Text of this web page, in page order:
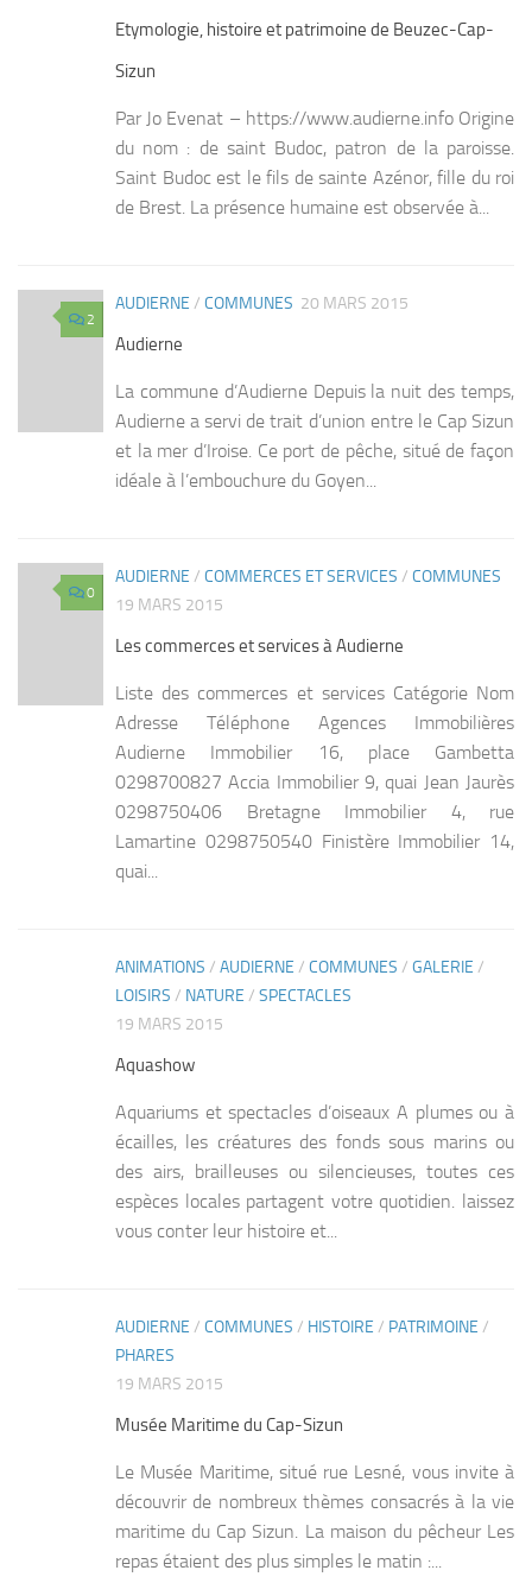
Etymologie, histoire et patrimoine de Beuzec-Cap-
Sizun
Par Jo Evenat – https://www.audierne.info Origine
du nom : de saint Budoc, patron de la paroisse.
Saint Budoc est le fils de sainte Azénor, fille du roi
de Brest. La présence humaine est observée à...
2
AUDIERNE / COMMUNES 20 MARS 2015
Audierne
La commune d’Audierne Depuis la nuit des temps,
Audierne a servi de trait d’union entre le Cap Sizun
et la mer d’Iroise. Ce port de pêche, situé de façon
idéale à l’embouchure du Goyen...
0
AUDIERNE / COMMERCES ET SERVICES / COMMUNES
19 MARS 2015
Les commerces et services à Audierne
Liste des commerces et services Catégorie Nom
Adresse Téléphone Agences Immobilières
Audierne Immobilier 16, place Gambetta
0298700827 Accia Immobilier 9, quai Jean Jaurès
0298750406 Bretagne Immobilier 4, rue
Lamartine 0298750540 Finistère Immobilier 14,
quai...
ANIMATIONS / AUDIERNE / COMMUNES / GALERIE /
LOISIRS / NATURE / SPECTACLES
19 MARS 2015
Aquashow
Aquariums et spectacles d’oiseaux A plumes ou à
écailles, les créatures des fonds sous marins ou
des airs, brailleuses ou silencieuses, toutes ces
espèces locales partagent votre quotidien. laissez
vous conter leur histoire et...
AUDIERNE / COMMUNES / HISTOIRE / PATRIMOINE /
PHARES
19 MARS 2015
Musée Maritime du Cap-Sizun
Le Musée Maritime, situé rue Lesné, vous invite à
découvrir de nombreux thèmes consacrés à la vie
maritime du Cap Sizun. La maison du pêcheur Les
repas étaient des plus simples le matin :...